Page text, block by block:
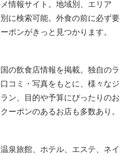
情報サイト。地域別、エリア
に検索可能。外食の前に必ず要
ポンがきっと見つかります。
の飲食店情報を掲載。独自のラ
コミ・写真をもとに、様々なジ
ン、目的や予算にぴったりのお
ーポンのあるお店も多数あり。
泉旅館、ホテル、エステ、ネイ